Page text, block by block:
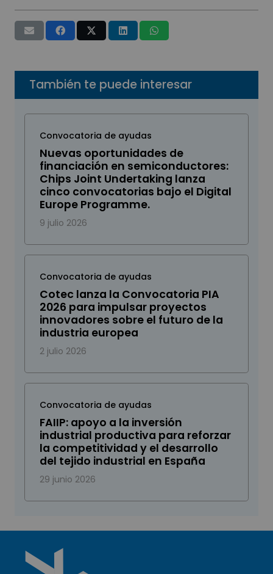
También te puede interesar
Convocatoria de ayudas
Nuevas oportunidades de
financiación en semiconductores:
Chips Joint Undertaking lanza
cinco convocatorias bajo el Digital
Europe Programme.
9 julio 2026
Convocatoria de ayudas
Cotec lanza la Convocatoria PIA
2026 para impulsar proyectos
innovadores sobre el futuro de la
industria europea
2 julio 2026
Convocatoria de ayudas
FAIIP: apoyo a la inversión
industrial productiva para reforzar
la competitividad y el desarrollo
del tejido industrial en España
29 junio 2026